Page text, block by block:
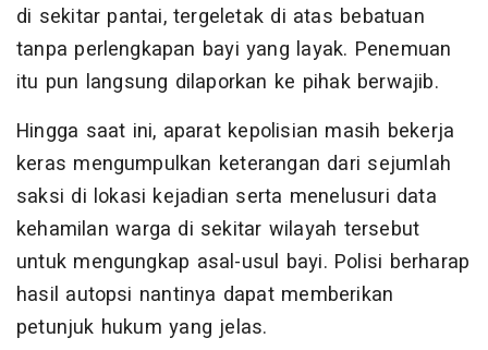
di sekitar pantai, tergeletak di atas bebatuan
tanpa perlengkapan bayi yang layak. Penemuan
itu pun langsung dilaporkan ke pihak berwajib.
Hingga saat ini, aparat kepolisian masih bekerja
keras mengumpulkan keterangan dari sejumlah
saksi di lokasi kejadian serta menelusuri data
kehamilan warga di sekitar wilayah tersebut
untuk mengungkap asal-usul bayi. Polisi berharap
hasil autopsi nantinya dapat memberikan
petunjuk hukum yang jelas.